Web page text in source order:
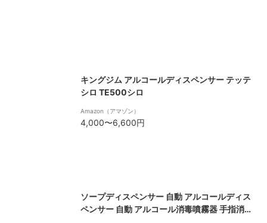
キングジム アルコールディスペンサー テッテ
シロ TE500シロ
Amazon（アマゾン）
4,000〜6,600円
ソープディスペンサー 自動 アルコールディス
ペンサー 自動 アルコール消毒噴霧器 手指消毒